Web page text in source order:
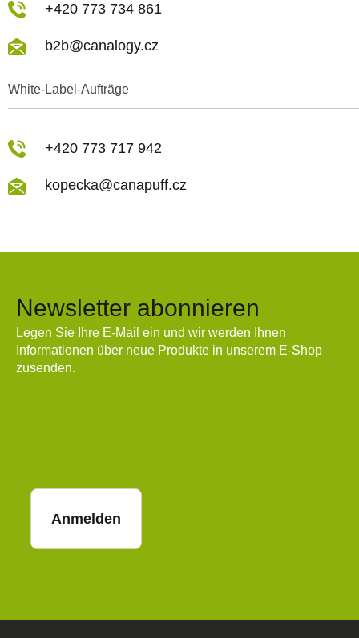
White-Label-Aufträge
+420 773 734 861
b2b@canalogy.cz
+420 773 717 942
kopecka@canapuff.cz
Newsletter abonnieren
Legen Sie Ihre E-Mail ein und wir werden Ihnen
Informationen über neue Produkte in unserem E-Shop
zusenden.
Anmelden